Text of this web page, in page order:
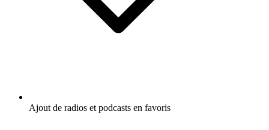
Ajout de radios et podcasts en favoris